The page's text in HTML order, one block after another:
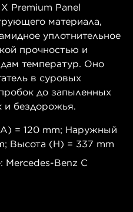
Premium Panel
материала,
уплотнительное
прочностью и
температур. Оно
в суровых
до запыленных
и бездорожья.
= 120 mm; Наружный
Высота (H) = 337 mm
Mercedes-Benz C